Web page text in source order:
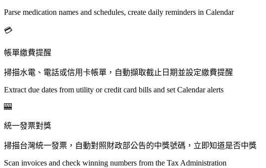
Parse medication names and schedules, create daily reminders in Calendar
💳
帳單繳費提醒
掃描水電、電話或信用卡帳單，自動擷取截止日期並設定繳費提醒
Extract due dates from utility or credit card bills and set Calendar alerts
🎰
統一發票對獎
掃描台灣統一發票，自動對照財政部公告的中獎號碼，立即知道是否中獎
Scan invoices and check winning numbers from the Tax Administration